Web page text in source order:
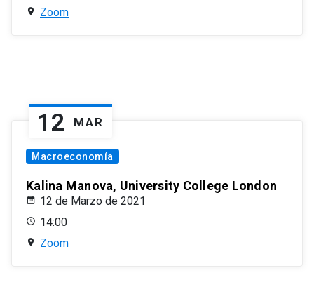
Zoom
12 MAR
Macroeconomía
Kalina Manova, University College London
12 de Marzo de 2021
14:00
Zoom